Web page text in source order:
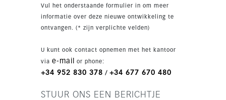
Vul het onderstaande formulier in om meer
informatie over deze nieuwe ontwikkeling te
ontvangen. (* zijn verplichte velden)
U kunt ook contact opnemen met het kantoor
via e-mail or phone:
+34 952 830 378 / +34 677 670 480
STUUR ONS EEN BERICHTJE